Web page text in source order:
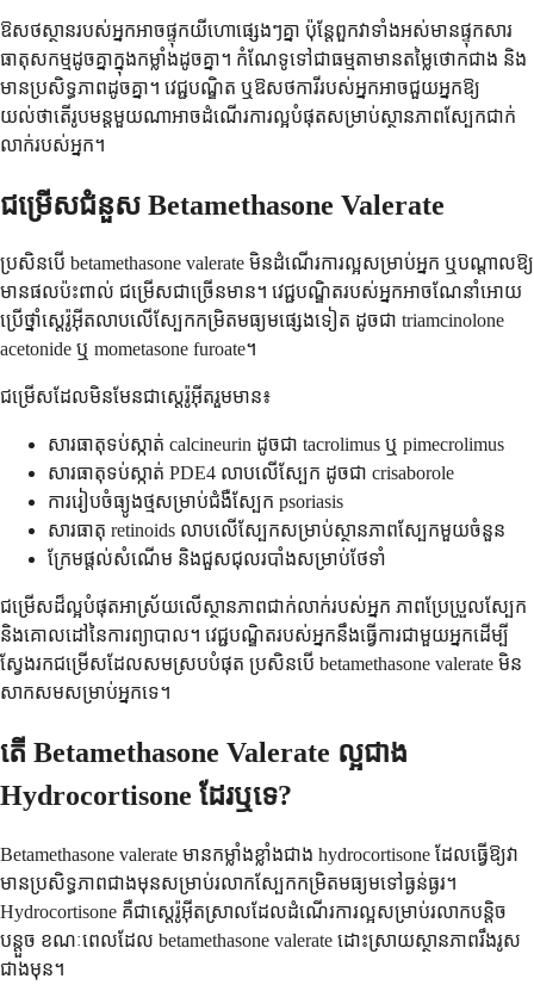
ឱសថស្ថានរបស់អ្នកអាចផ្ទុកយីហោផ្សេងៗគ្នា ប៉ុន្តែពួកវាទាំងអស់មានផ្ទុកសារ
ធាតុសកម្មដូចគ្នាក្នុងកម្លាំងដូចគ្នា។ កំណែទូទៅជាធម្មតាមានតម្លៃថោកជាង និង
មានប្រសិទ្ធភាពដូចគ្នា។ វេជ្ជបណ្ឌិត ឬឱសថការីរបស់អ្នកអាចជួយអ្នកឱ្យ
យល់ថាតើរូបមន្តមួយណាអាចដំណើរការល្អបំផុតសម្រាប់ស្ថានភាពស្បែកជាក់
លាក់របស់អ្នក។
ជម្រើសជំនួស Betamethasone Valerate
ប្រសិនបើ betamethasone valerate មិនដំណើរការល្អសម្រាប់អ្នក ឬបណ្តាលឱ្យ
មានផលប៉ះពាល់ ជម្រើសជាច្រើនមាន។ វេជ្ជបណ្ឌិតរបស់អ្នកអាចណែនាំអោយ
ប្រើថ្នាំស្តេរ៉ូអ៊ីតលាបលើស្បែកកម្រិតមធ្យមផ្សេងទៀត ដូចជា triamcinolone
acetonide ឬ mometasone furoate។
ជម្រើសដែលមិនមែនជាស្តេរ៉ូអ៊ីតរួមមាន៖
សារធាតុទប់ស្កាត់ calcineurin ដូចជា tacrolimus ឬ pimecrolimus
សារធាតុទប់ស្កាត់ PDE4 លាបលើស្បែក ដូចជា crisaborole
ការរៀបចំធ្យូងថ្មសម្រាប់ជំងឺស្បែក psoriasis
សារធាតុ retinoids លាបលើស្បែកសម្រាប់ស្ថានភាពស្បែកមួយចំនួន
ក្រែមផ្តល់សំណើម និងជួសជុលរបាំងសម្រាប់ថែទាំ
ជម្រើសដ៏ល្អបំផុតអាស្រ័យលើស្ថានភាពជាក់លាក់របស់អ្នក ភាពប្រែប្រួលស្បែក
និងគោលដៅនៃការព្យាបាល។ វេជ្ជបណ្ឌិតរបស់អ្នកនឹងធ្វើការជាមួយអ្នកដើម្បី
ស្វែងរកជម្រើសដែលសមស្របបំផុត ប្រសិនបើ betamethasone valerate មិន
សាកសមសម្រាប់អ្នកទេ។
តើ Betamethasone Valerate ល្អជាង
Hydrocortisone ដែរឬទេ?
Betamethasone valerate មានកម្លាំងខ្លាំងជាង hydrocortisone ដែលធ្វើឱ្យវា
មានប្រសិទ្ធភាពជាងមុនសម្រាប់រលាកស្បែកកម្រិតមធ្យមទៅធ្ងន់ធ្ងរ។
Hydrocortisone គឺជាស្តេរ៉ូអ៊ីតស្រាលដែលដំណើរការល្អសម្រាប់រលាកបន្តិច
បន្តួច ខណៈពេលដែល betamethasone valerate ដោះស្រាយស្ថានភាពរឹងរូស
ជាងមុន។